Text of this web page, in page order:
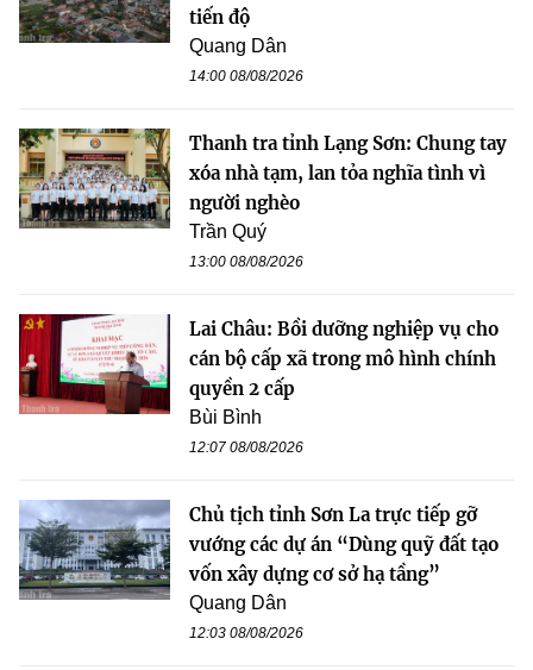
tiến độ
Quang Dân
14:00 08/08/2026
Thanh tra tỉnh Lạng Sơn: Chung tay
xóa nhà tạm, lan tỏa nghĩa tình vì
người nghèo
Trần Quý
13:00 08/08/2026
Lai Châu: Bồi dưỡng nghiệp vụ cho
cán bộ cấp xã trong mô hình chính
quyền 2 cấp
Bùi Bình
12:07 08/08/2026
Chủ tịch tỉnh Sơn La trực tiếp gỡ
vướng các dự án “Dùng quỹ đất tạo
vốn xây dựng cơ sở hạ tầng”
Quang Dân
12:03 08/08/2026